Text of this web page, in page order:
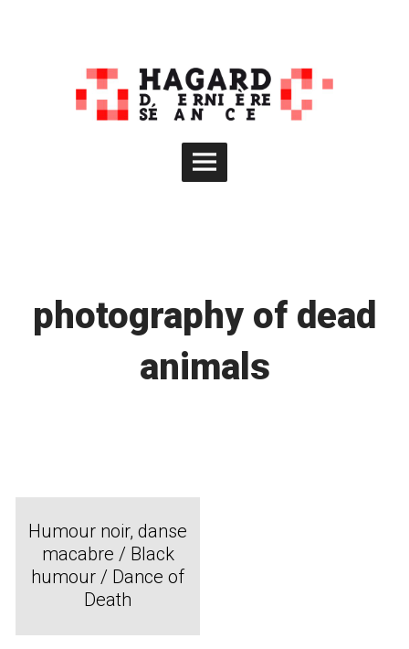
Main
photography of dead
animals
Humour noir, danse
macabre / Black
humour / Dance of
Death